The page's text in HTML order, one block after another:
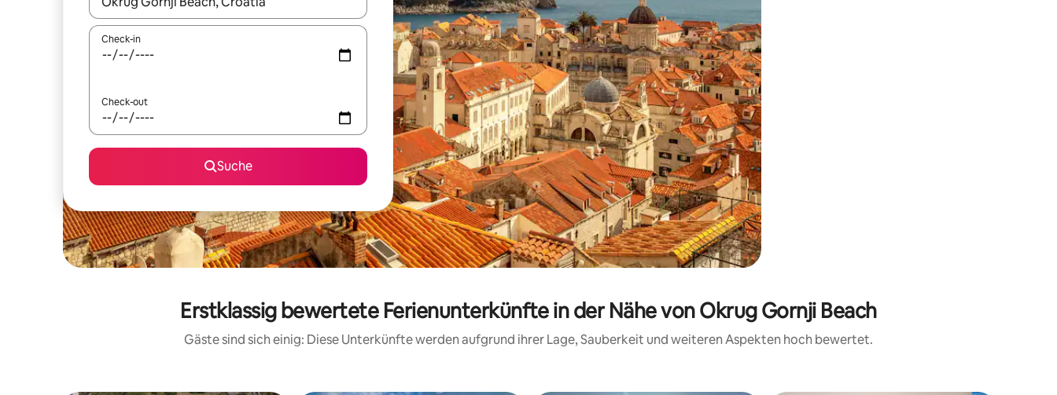
Check-in
Check-out
Suche
Erstklassig bewertete Ferienunterkünfte in der Nähe von Okrug Gornji Beach
Gäste sind sich einig: Diese Unterkünfte werden aufgrund ihrer Lage, Sauberkeit und weiteren Aspekten hoch bewertet.